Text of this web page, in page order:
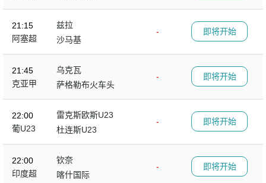
21:15
阿塞超
兹拉
-
沙马基
即将开始
21:45
克亚甲
乌克瓦
-
萨格勒布火车头
即将开始
22:00
葡U23
雷克斯欧斯U23
-
杜连斯U23
即将开始
22:00
印度超
钦奈
-
喀什国际
即将开始